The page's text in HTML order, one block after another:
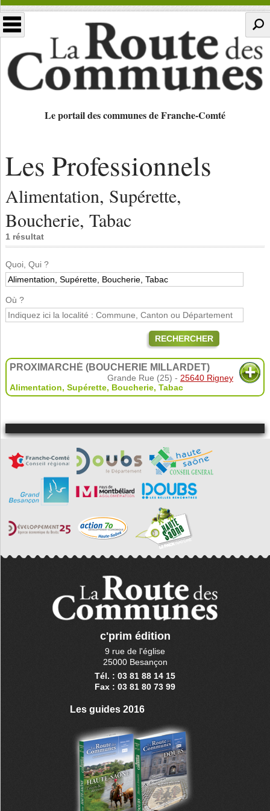
Le portail des communes de Franche-Comté
Les Professionnels
Alimentation, Supérette,
Boucherie, Tabac
1 résultat
Quoi, Qui ?
Où ?
RECHERCHER
PROXIMARCHÉ (BOUCHERIE MILLARDET)
Grande Rue (25) - 25640 Rigney
Alimentation, Supérette, Boucherie, Tabac
c'prim édition
9 rue de l'église
25000 Besançon
Tél. : 03 81 88 14 15
Fax : 03 81 80 73 99
Les guides 2016